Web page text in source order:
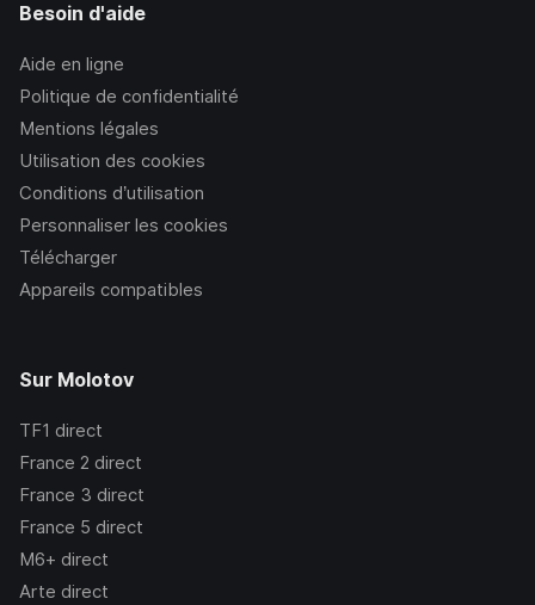
Besoin d'aide
Aide en ligne
Politique de confidentialité
Mentions légales
Utilisation des cookies
Conditions d’utilisation
Personnaliser les cookies
Télécharger
Appareils compatibles
Sur Molotov
TF1 direct
France 2 direct
France 3 direct
France 5 direct
M6+ direct
Arte direct